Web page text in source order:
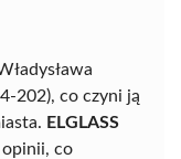
202), co czyni ją
ELGLASS
opinii, co